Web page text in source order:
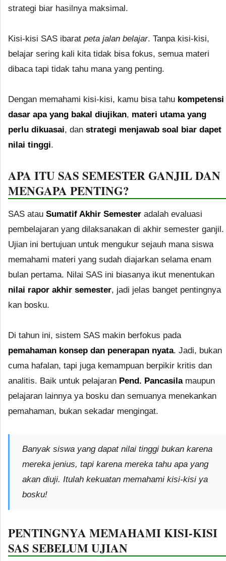
strategi biar hasilnya maksimal.
Kisi-kisi SAS ibarat peta jalan belajar. Tanpa kisi-kisi,
belajar sering kali kita tidak bisa fokus, semua materi
dibaca tapi tidak tahu mana yang penting.
Dengan memahami kisi-kisi, kamu bisa tahu kompetensi
dasar apa yang bakal diujikan, materi utama yang
perlu dikuasai, dan strategi menjawab soal biar dapet
nilai tinggi.
APA ITU SAS SEMESTER GANJIL DAN
MENGAPA PENTING?
SAS atau Sumatif Akhir Semester adalah evaluasi
pembelajaran yang dilaksanakan di akhir semester ganjil.
Ujian ini bertujuan untuk mengukur sejauh mana siswa
memahami materi yang sudah diajarkan selama enam
bulan pertama. Nilai SAS ini biasanya ikut menentukan
nilai rapor akhir semester, jadi jelas banget pentingnya
kan bosku.
Di tahun ini, sistem SAS makin berfokus pada
pemahaman konsep dan penerapan nyata. Jadi, bukan
cuma hafalan, tapi juga kemampuan berpikir kritis dan
analitis. Baik untuk pelajaran Pend. Pancasilamaupun
pelajaran lainnya ya bosku dan semuanya menekankan
pemahaman, bukan sekadar mengingat.
Banyak siswa yang dapat nilai tinggi bukan karena
mereka jenius, tapi karena mereka tahu apa yang
akan diuji. Itulah kekuatan memahami kisi-kisi ya
bosku!
PENTINGNYA MEMAHAMI KISI-KISI
SAS SEBELUM UJIAN